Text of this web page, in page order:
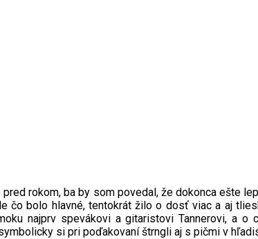
rokom, ba by som povedal, že dokonca ešte
čo bolo hlavné, tentokrát žilo o dosť viac a aj
najprv spevákovi a gitaristovi Tannerovi, a
si pri poďakovaní štrngli aj s pičmi v